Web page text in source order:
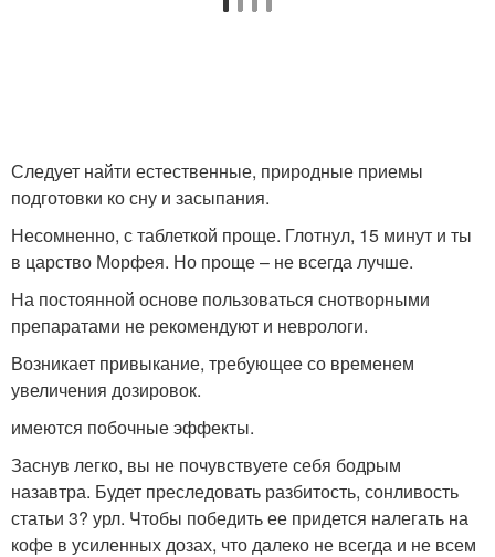
Следует найти естественные, природные приемы
подготовки ко сну и засыпания.
Несомненно, с таблеткой проще. Глотнул, 15 минут и ты
в царство Морфея. Но проще – не всегда лучше.
На постоянной основе пользоваться снотворными
препаратами не рекомендуют и неврологи.
Возникает привыкание, требующее со временем
увеличения дозировок.
имеются побочные эффекты.
Заснув легко, вы не почувствуете себя бодрым
назавтра. Будет преследовать разбитость, сонливость
статьи 3? урл. Чтобы победить ее придется налегать на
кофе в усиленных дозах, что далеко не всегда и не всем